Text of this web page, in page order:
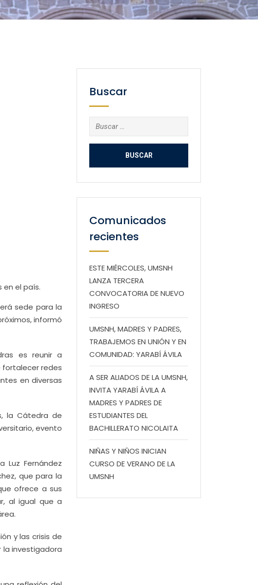
en el país.
sede para la
informó
es reunir a
fortalecer redes
en diversas
la Cátedra de
evento
Luz Fernández
que para la
ofrece a sus
al igual que a
y las crisis de
investigadora
Buscar
Buscar:
Comunicados
recientes
ESTE MIÉRCOLES, UMSNH
LANZA TERCERA
CONVOCATORIA DE NUEVO
INGRESO
UMSNH, MADRES Y PADRES,
TRABAJEMOS EN UNIÓN Y EN
COMUNIDAD: YARABÍ ÁVILA
A SER ALIADOS DE LA UMSNH,
INVITA YARABÍ ÁVILA A
MADRES Y PADRES DE
ESTUDIANTES DEL
BACHILLERATO NICOLAITA
NIÑAS Y NIÑOS INICIAN
CURSO DE VERANO DE LA
UMSNH